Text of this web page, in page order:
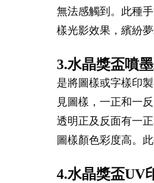
無法感觸到。此種
樣光影效果，繽紛夢
3.水晶獎盃噴
是將圖樣或字樣印
見圖樣，一正和一
透明正及反面有一
圖樣顏色彩度高。
4.水晶獎盃UV